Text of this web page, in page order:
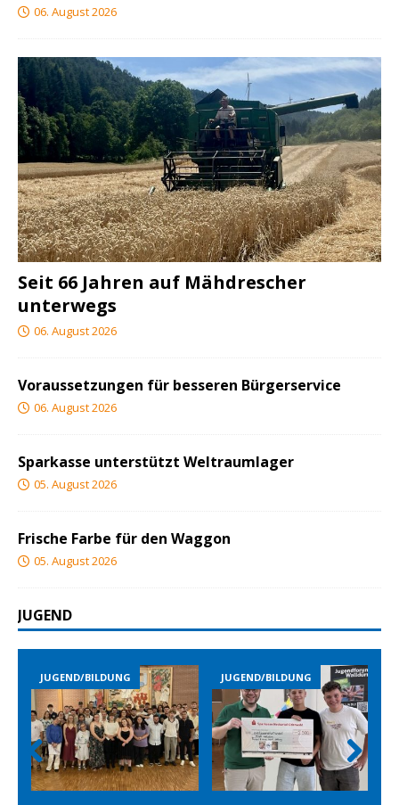
06. August 2026
Seit 66 Jahren auf Mähdrescher
unterwegs
06. August 2026
Voraussetzungen für besseren Bürgerservice
06. August 2026
Sparkasse unterstützt Weltraumlager
05. August 2026
Frische Farbe für den Waggon
05. August 2026
JUGEND
JUGEND/BILDUNG JUGEND/BILDUNG
Prev
ious
Nex
t